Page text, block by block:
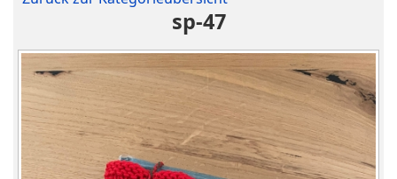
sp-47